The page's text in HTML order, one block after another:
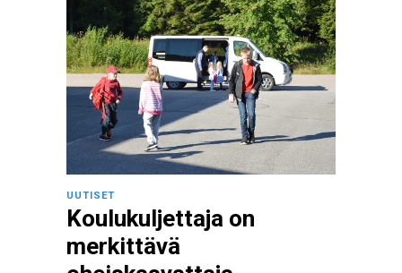
UUTISET
Koulukuljettaja on
merkittävä